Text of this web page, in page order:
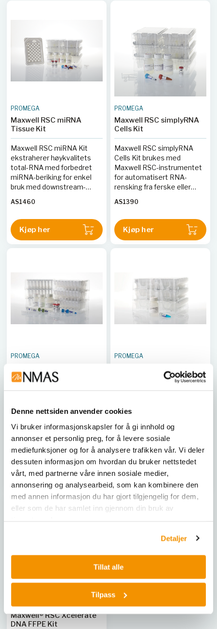
Denne nettsiden anvender cookies
Vi bruker informasjonskapsler for å gi innhold og
annonser et personlig preg, for å levere sosiale
mediefunksjoner og for å analysere trafikken vår. Vi deler
dessuten informasjon om hvordan du bruker nettstedet
vårt, med partnerne våre innen sosiale medier,
annonsering og analysearbeid, som kan kombinere den
med annen informasjon du har gjort tilgjengelig for dem,
eller som de har samlet inn gjennom din bruk av
Detaljer
Tillat alle
Tilpass
PROMEGA
Maxwell RSC miRNA
Tissue Kit
Maxwell RSC miRNA Kit
ekstraherer høykvalitets
total-RNA med forbedret
miRNA-beriking for enkel
bruk med downstream-
AS1460
Kjøp her
PROMEGA
Maxwell RSC simplyRNA
Cells Kit
Maxwell RSC simplyRNA
Cells Kit brukes med
Maxwell RSC-instrumentet
for automatisert RNA-
rensking fra ferske eller
AS1390
Kjøp her
PROMEGA
FFPE DNA/RNA Kit
Tissue Samples Extract
DNA, RNA, total nucleic acid,
or sequentially extract DNA
and RNA from FFPE
samples to maximize
sample inputs.
AS1570
Kjøp her
PROMEGA
and Reliable Streamlined
extraction of circulating cell-
free DNA (ccfDNA) from 1–
sample pretreatment and
minimal hands-on time
Automated protocol
delivers high yields of
ccfDNA in under 30 minutes
Excellent-quality ccfDNA
with exceptionally low gDNA
amplification assays such as
AS1590
Kjøp her
PROMEGA
Maxwell® RSC Xcelerate
DNA FFPE Kit